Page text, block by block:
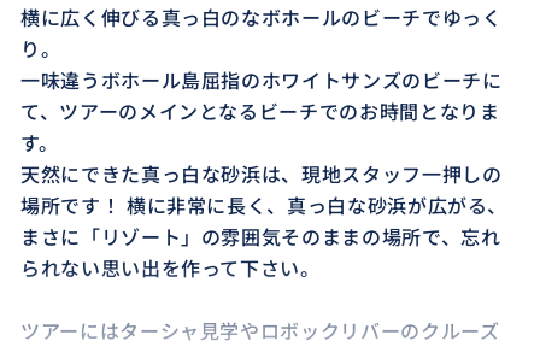
横に広く伸びる真っ白のなボホールのビーチでゆっく
り。
一味違うボホール島屈指のホワイトサンズのビーチに
て、ツアーのメインとなるビーチでのお時間となりま
す。
天然にできた真っ白な砂浜は、現地スタッフ一押しの
場所です！ 横に非常に長く、真っ白な砂浜が広がる、
まさに「リゾート」の雰囲気そのままの場所で、忘れ
られない思い出を作って下さい。
ツアーにはターシャ見学やロボックリバーのクルーズ